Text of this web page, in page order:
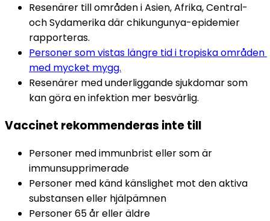
Resenärer till områden i Asien, Afrika, Central-
och Sydamerika där chikungunya-epidemier
rapporteras.
Personer som vistas längre tid i tropiska områden
med mycket mygg.
Resenärer med underliggande sjukdomar som
kan göra en infektion mer besvärlig.
Vaccinet rekommenderas inte till
Personer med immunbrist eller som är
immunsupprimerade
Personer med känd känslighet mot den aktiva
substansen eller hjälpämnen
Personer 65 år eller äldre